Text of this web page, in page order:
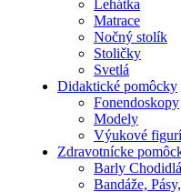
Lehátka
Matrace
Nočný stolík
Stoličky
Svetlá
Didaktické pomôcky
Fonendoskopy
Modely
Výukové
Zdravotnícke
Barly Chodidlá
Bandáže,